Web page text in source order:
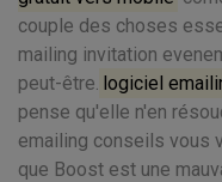
couple des choses
mailing invitation
peut-être. logiciel
pense qu'elle n'en
emailing conseils vous
que Boost est une